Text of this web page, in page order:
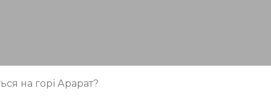
на горі Арарат?